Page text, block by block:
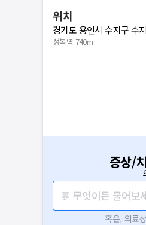
위치
경기도 용인시 수지구 수
성복역 740m
증상/
💬 무엇이든 물어보
혹은, 의료